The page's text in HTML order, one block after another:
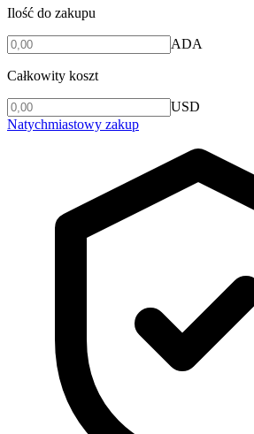
Ilość do zakupu
ADA
Całkowity koszt
USD
Natychmiastowy zakup